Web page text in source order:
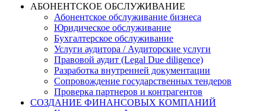
АБОНЕНТСКОЕ ОБСЛУЖИВАНИЕ
Абонентское обслуживание бизнеса
Юридическое обслуживание
Бухгалтерское обслуживание
Услуги аудитора / Аудиторские услуги
Правовой аудит (Legal Due diligence)
Разработка внутренней документации
Сопровождение государственных тендеров
Проверка партнеров и контрагентов
СОЗДАНИЕ ФИНАНСОВЫХ КОМПАНИЙ